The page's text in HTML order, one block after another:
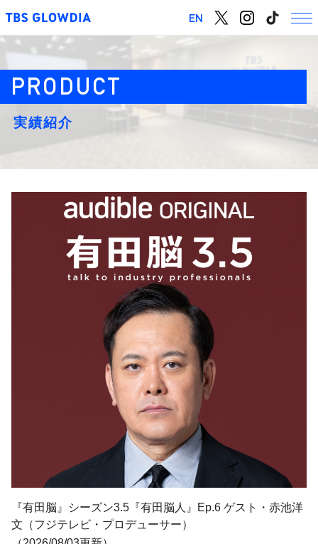
chevron_right会社概要
アクセス
EN
実績紹介
『有田脳』シーズン3.5『有田脳人』Ep.6 ゲスト・赤池洋
文（フジテレビ・プロデューサー）